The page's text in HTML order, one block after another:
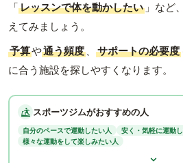
「レッスンで体を動かしたい 」など
えてみましょう。
予算や通う頻度 、 サポートの必要度
に合う施設を探しやすくなります。
スポーツジムがおすすめの人
自分のペースで運動したい人
安く・気軽に運動
様々な運動をして楽しみたい人